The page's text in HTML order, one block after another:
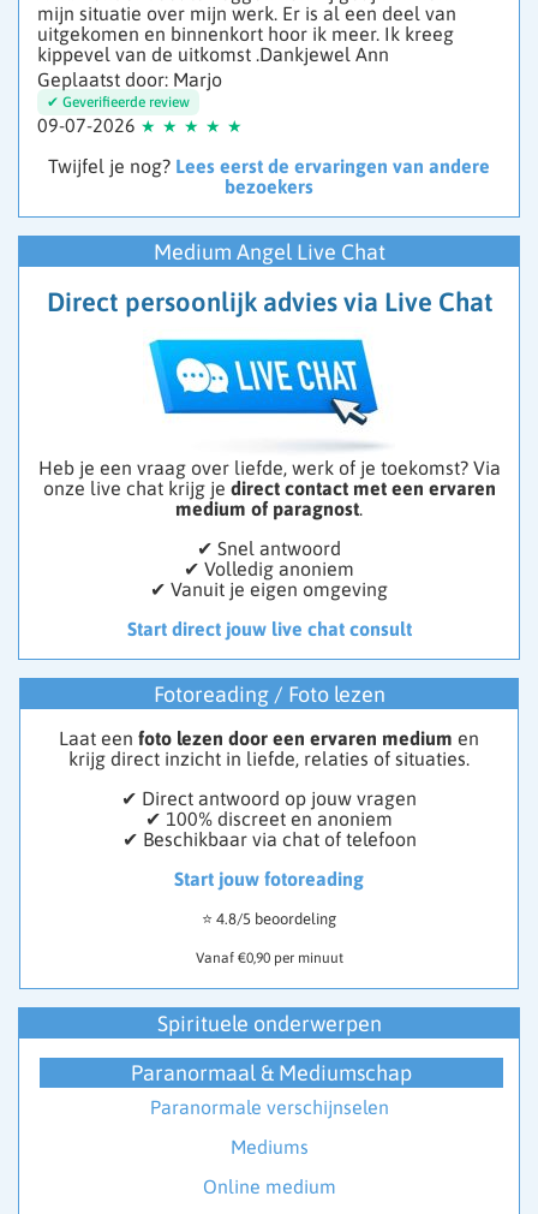
mijn situatie over mijn werk. Er is al een deel van
uitgekomen en binnenkort hoor ik meer. Ik kreeg
kippevel van de uitkomst .Dankjewel Ann
Geplaatst door: Marjo
09-07-2026
Twijfel je nog? Lees eerst de ervaringen van andere
bezoekers
Medium Angel Live Chat
Direct persoonlijk advies via Live Chat
Heb je een vraag over liefde, werk of je toekomst? Via
onze live chat krijg je direct contact met een ervaren
medium of paragnost.
✔ Snel antwoord
✔ Volledig anoniem
✔ Vanuit je eigen omgeving
Start direct jouw live chat consult
Fotoreading / Foto lezen
Laat een foto lezen door een ervaren medium en
krijg direct inzicht in liefde, relaties of situaties.
✔ Direct antwoord op jouw vragen
✔ 100% discreet en anoniem
✔ Beschikbaar via chat of telefoon
Start jouw fotoreading
⭐ 4.8/5 beoordeling
Vanaf €0,90 per minuut
Spirituele onderwerpen
Paranormaal & Mediumschap
Paranormale verschijnselen
Mediums
Online medium